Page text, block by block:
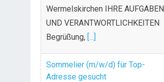
Wermelskirchen IHRE AUFGABEN
UND VERANTWORTLICHKEITEN
Begrüßung, [...]
Sommelier (m/w/d) für Top-
Adresse gesucht